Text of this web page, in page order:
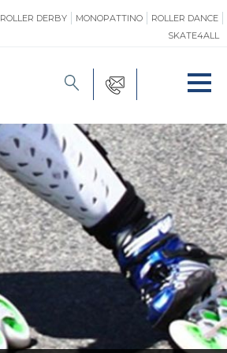
ROLLER DERBY MONOPATTINO
ROLLER DANCE
SKATE4ALL
FORMAZIONE
PROMOZIONE
SAFEGUARDING